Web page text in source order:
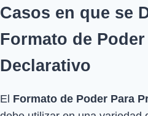
Casos en que se
Formato de
Declarativo
El Formato de Poder Para